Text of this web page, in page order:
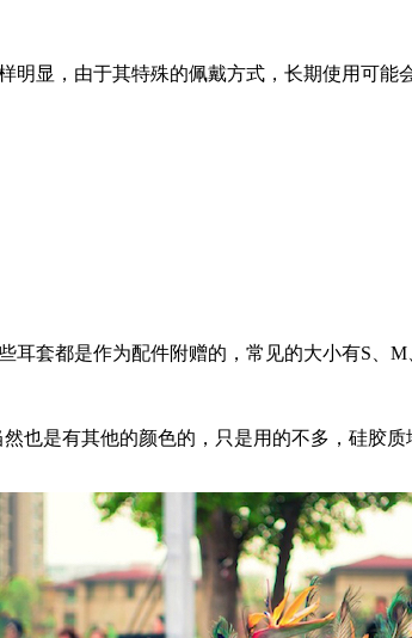
显，由于其特殊的佩戴方式，长期使用可能
套都是作为配件附赠的，常见的大小有S、M
是有其他的颜色的，只是用的不多，硅胶质